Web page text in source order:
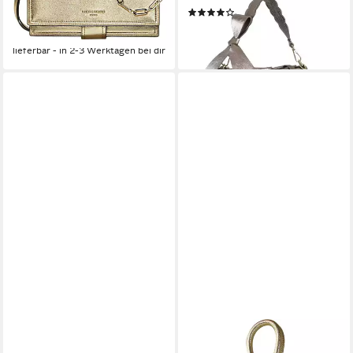
155,72 € UVP229,00 €
-32%
lieferbar - in 2-3 Werktagen bei dir
(1)
lieferbar - in 2-3 Werktagen bei dir